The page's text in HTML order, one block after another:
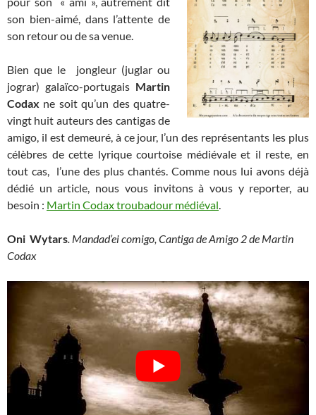
son bien-aimé, dans l’attente de
son retour ou de sa venue.
Bien que le jongleur (juglar ou
jograr) galaïco-portugais Martin
Codax ne soit qu’un des quatre-
vingt huit auteurs des cantigas de
amigo, il est demeuré, à ce jour, l’un des représentants les plus
célèbres de cette lyrique courtoise médiévale et il reste, en
tout cas, l’une des plus chantés. Comme nous lui avons déjà
dédié un article, nous vous invitons à vous y reporter, au
besoin : Martin Codax troubadour médiéval.
Oni Wytars. Mandad’ei comigo, Cantiga de Amigo 2 de Martin
Codax